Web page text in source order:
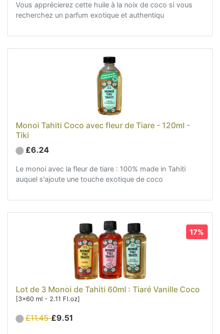
Vous apprécierez cette huile à la noix de coco si vous
recherchez un parfum exotique et authentiqu
Monoi Tahiti Coco avec fleur de Tiare - 120ml -
Tiki
£6.24
Le monoi avec la fleur de tiare : 100% made in Tahiti
auquel s'ajoute une touche exotique de coco
17%
Lot de 3 Monoi de Tahiti 60ml : Tiaré Vanille Coco
[3x60 ml - 2.11 Fl.oz]
£11.45£9.51